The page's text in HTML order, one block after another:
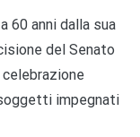
60 anni dalla sua
del Senato
impegnati